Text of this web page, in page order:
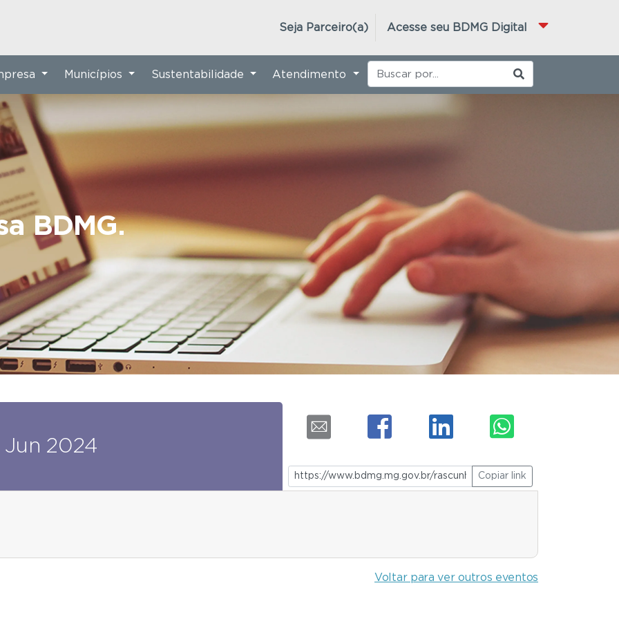
Acesse seu BDMG Digital
Seja Parceiro(a)
BDMG.
Municípios Sustentabilidade Atendimento
Jun 2024
Copiar link
Voltar para ver outros eventos